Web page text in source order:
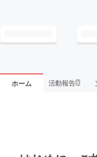
ホーム 活動報告9